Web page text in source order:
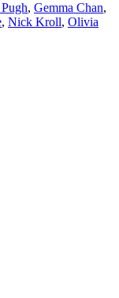
, Gemma Chan,
, Nick Kroll, Olivia